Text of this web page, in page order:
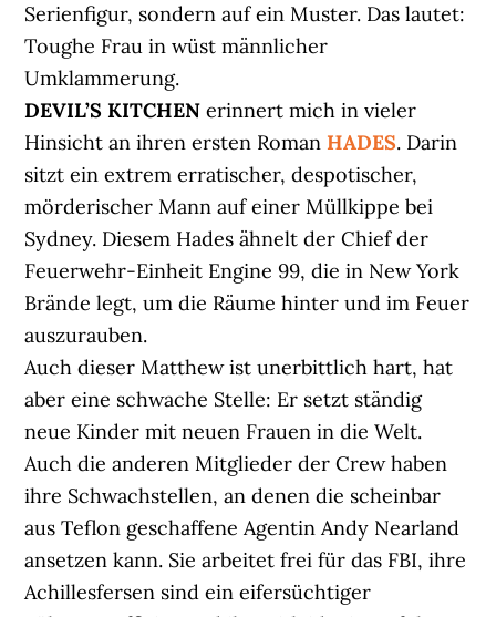
Serienfigur, sondern auf ein Muster. Das lautet:
Toughe Frau in wüst männlicher
Umklammerung.
DEVIL’S KITCHEN erinnert mich in vieler
Hinsicht an ihren ersten Roman HADES. Darin
sitzt ein extrem erratischer, despotischer,
mörderischer Mann auf einer Müllkippe bei
Sydney. Diesem Hades ähnelt der Chief der
Feuerwehr-Einheit Engine 99, die in New York
Brände legt, um die Räume hinter und im Feuer
auszurauben.
Auch dieser Matthew ist unerbittlich hart, hat
aber eine schwache Stelle: Er setzt ständig
neue Kinder mit neuen Frauen in die Welt.
Auch die anderen Mitglieder der Crew haben
ihre Schwachstellen, an denen die scheinbar
aus Teflon geschaffene Agentin Andy Nearland
ansetzen kann. Sie arbeitet frei für das FBI, ihre
Achillesfersen sind ein eifersüchtiger